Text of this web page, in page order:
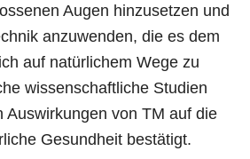
Augen hinzusetzen und
anzuwenden, die es dem
auf natürlichem Wege zu
wissenschaftliche Studien
Auswirkungen von TM auf die
Gesundheit bestätigt.